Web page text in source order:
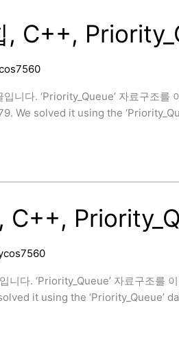
, C++,
입니다. ‘Priority_Queue’ 자료구조
We solved it using the
C++,
니다. ‘Priority_Queue’ 자료구조
it using the ‘Priority_Queue’